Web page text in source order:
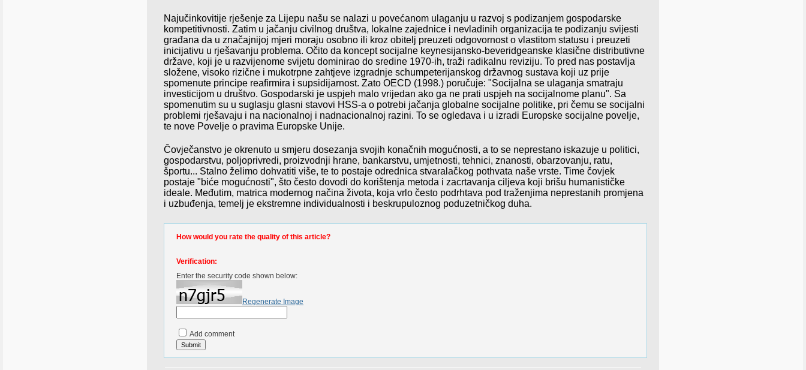
Najučinkovitije rješenje za Lijepu našu se nalazi u povećanom ulaganju u razvoj s podizanjem gospodarske
kompetitivnosti. Zatim u jačanju civilnog društva, lokalne zajednice i nevladinih organizacija te podizanju svijesti
građana da u značajnijoj mjeri moraju osobno ili kroz obitelj preuzeti odgovornost o vlastitom statusu i preuzeti
inicijativu u rješavanju problema. Očito da koncept socijalne keynesijansko-beveridgeanske klasične distributivne
države, koji je u razvijenome svijetu dominirao do sredine 1970-ih, traži radikalnu reviziju. To pred nas postavlja
složene, visoko rizične i mukotrpne zahtjeve izgradnje schumpeterijanskog državnog sustava koji uz prije
spomenute principe reafirmira i supsidijarnost. Zato OECD (1998.) poručuje: "Socijalna se ulaganja smatraju
investicijom u društvo. Gospodarski je uspjeh malo vrijedan ako ga ne prati uspjeh na socijalnome planu". Sa
spomenutim su u suglasju glasni stavovi HSS-a o potrebi jačanja globalne socijalne politike, pri čemu se socijalni
problemi rješavaju i na nacionalnoj i nadnacionalnoj razini. To se ogledava i u izradi Europske socijalne povelje,
te nove Povelje o pravima Europske Unije.
Čovječanstvo je okrenuto u smjeru dosezanja svojih konačnih mogućnosti, a to se neprestano iskazuje u politici,
gospodarstvu, poljoprivredi, proizvodnji hrane, bankarstvu, umjetnosti, tehnici, znanosti, obarzovanju, ratu,
športu... Stalno želimo dohvatiti više, te to postaje odrednica stvaralačkog pothvata naše vrste. Time čovjek
postaje "biće mogućnosti", što često dovodi do korištenja metoda i zacrtavanja ciljeva koji brišu humanističke
ideale. Međutim, matrica modernog načina života, koja vrlo često podrhtava pod traženjima neprestanih promjena
i uzbuđenja, temelj je ekstremne individualnosti i beskrupuloznog poduzetničkog duha.
How would you rate the quality of this article?
Verification:
Enter the security code shown below:
Regenerate Image
Add comment